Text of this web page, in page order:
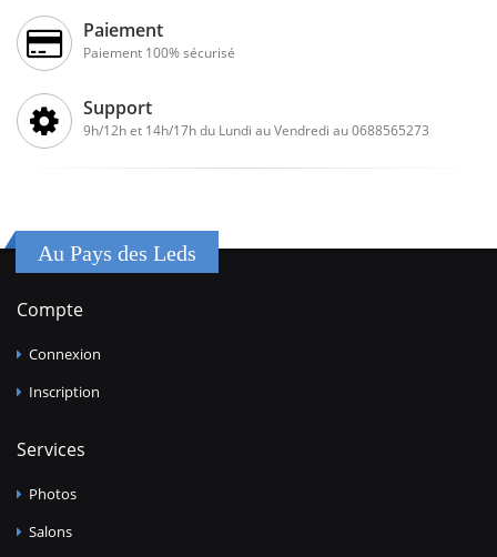
Paiement
Paiement 100% sécurisé
Support
9h/12h et 14h/17h du Lundi au Vendredi au 0688565273
Au Pays des Leds
Compte
Connexion
Inscription
Services
Photos
Salons